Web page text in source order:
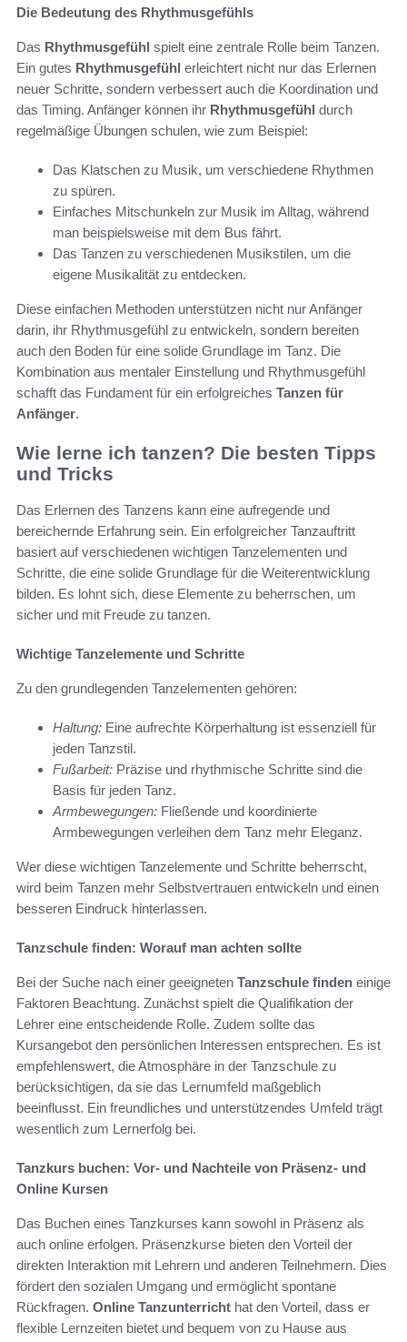
Die Bedeutung des Rhythmusgefühls
Das Rhythmusgefühl spielt eine zentrale Rolle beim Tanzen.
Ein gutes Rhythmusgefühl erleichtert nicht nur das Erlernen
neuer Schritte, sondern verbessert auch die Koordination und
das Timing. Anfänger können ihr Rhythmusgefühl durch
regelmäßige Übungen schulen, wie zum Beispiel:
Das Klatschen zu Musik, um verschiedene Rhythmen
zu spüren.
Einfaches Mitschunkeln zur Musik im Alltag, während
man beispielsweise mit dem Bus fährt.
Das Tanzen zu verschiedenen Musikstilen, um die
eigene Musikalität zu entdecken.
Diese einfachen Methoden unterstützen nicht nur Anfänger
darin, ihr Rhythmusgefühl zu entwickeln, sondern bereiten
auch den Boden für eine solide Grundlage im Tanz. Die
Kombination aus mentaler Einstellung und Rhythmusgefühl
schafft das Fundament für ein erfolgreiches Tanzen für
Anfänger.
Wie lerne ich tanzen? Die besten Tipps
und Tricks
Das Erlernen des Tanzens kann eine aufregende und
bereichernde Erfahrung sein. Ein erfolgreicher Tanzauftritt
basiert auf verschiedenen wichtigen Tanzelementen und
Schritte, die eine solide Grundlage für die Weiterentwicklung
bilden. Es lohnt sich, diese Elemente zu beherrschen, um
sicher und mit Freude zu tanzen.
Wichtige Tanzelemente und Schritte
Zu den grundlegenden Tanzelementen gehören:
Haltung: Eine aufrechte Körperhaltung ist essenziell für
jeden Tanzstil.
Fußarbeit: Präzise und rhythmische Schritte sind die
Basis für jeden Tanz.
Armbewegungen: Fließende und koordinierte
Armbewegungen verleihen dem Tanz mehr Eleganz.
Wer diese wichtigen Tanzelemente und Schritte beherrscht,
wird beim Tanzen mehr Selbstvertrauen entwickeln und einen
besseren Eindruck hinterlassen.
Tanzschule finden: Worauf man achten sollte
Bei der Suche nach einer geeigneten Tanzschule finden einige
Faktoren Beachtung. Zunächst spielt die Qualifikation der
Lehrer eine entscheidende Rolle. Zudem sollte das
Kursangebot den persönlichen Interessen entsprechen. Es ist
empfehlenswert, die Atmosphäre in der Tanzschule zu
berücksichtigen, da sie das Lernumfeld maßgeblich
beeinflusst. Ein freundliches und unterstützendes Umfeld trägt
wesentlich zum Lernerfolg bei.
Tanzkurs buchen: Vor- und Nachteile von Präsenz- und
Online Kursen
Das Buchen eines Tanzkurses kann sowohl in Präsenz als
auch online erfolgen. Präsenzkurse bieten den Vorteil der
direkten Interaktion mit Lehrern und anderen Teilnehmern. Dies
fördert den sozialen Umgang und ermöglicht spontane
Rückfragen. Online Tanzunterricht hat den Vorteil, dass er
flexible Lernzeiten bietet und bequem von zu Hause aus